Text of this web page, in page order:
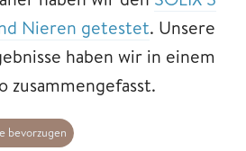
Nieren getestet. Unsere
haben wir in einem
bevorzugen